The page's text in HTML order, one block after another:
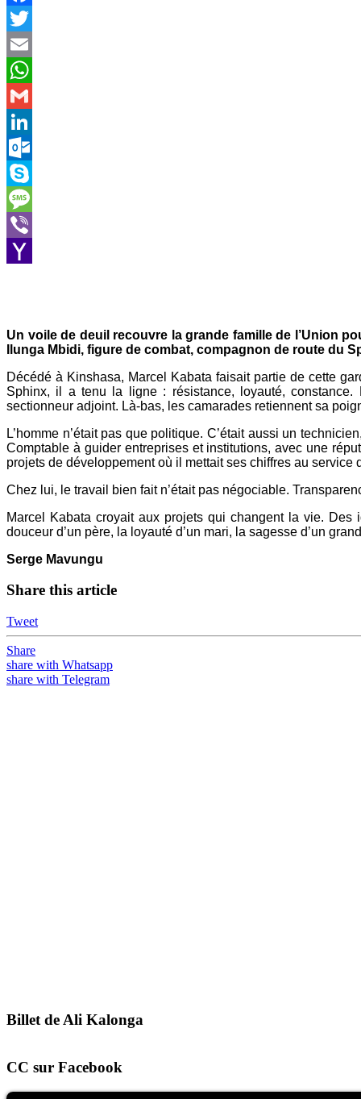
Facebook
Twitter
Email
WhatsApp
Gmail
LinkedIn
Outlook.com
Skype
Message
Viber
Un voile de deuil recouvre la grande famille de l’Union
Ilunga Mbidi, figure de combat, compagnon de route du
Décédé à Kinshasa, Marcel Kabata faisait partie de cette
Sphinx, il a tenu la ligne : résistance, loyauté,
sectionneur adjoint. Là-bas, les camarades retiennent sa
L’homme n’était pas que politique. C’était aussi un
Comptable à guider entreprises et institutions, avec une
projets de développement où il mettait ses chiffres au service
Chez lui, le travail bien fait n’était pas négociable.
Marcel Kabata croyait aux projets qui changent la vie. Des
douceur d’un père, la loyauté d’un mari, la sagesse d’un
Serge Mavungu
Share this article
Tweet
Share
share with Whatsapp
share with Telegram
Billet de Ali Kalonga
CC sur Facebook